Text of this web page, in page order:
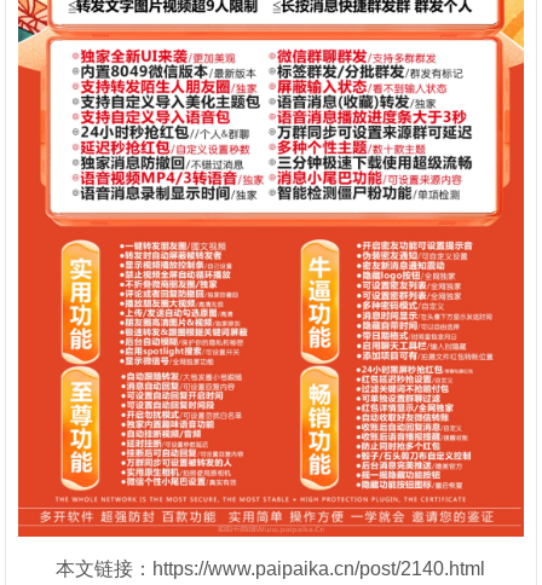
本文链接：https://www.paipaika.cn/post/2140.html